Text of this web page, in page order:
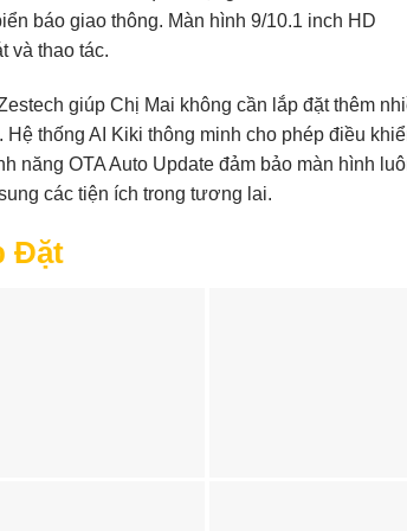
báo giao thông. Màn hình 9/10.1 inch HD
và thao tác.
giúp Chị Mai không cần lắp đặt thêm
thống AI Kiki thông minh cho phép điều
năng OTA Auto Update đảm bảo màn hình
các tiện ích trong tương lai.
Đặt